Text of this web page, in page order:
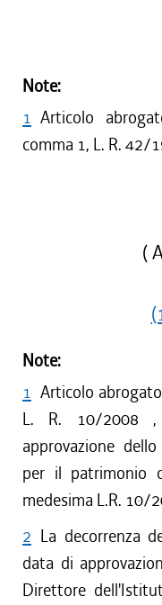
Note:
1 Articolo
comma 1, L. R. 42/
(
Note:
1 Articolo
L. R. 10/2008
approvazione
per il patrimonio
medesima L.R. 10/
2 La decorrenza
data di
Direttore